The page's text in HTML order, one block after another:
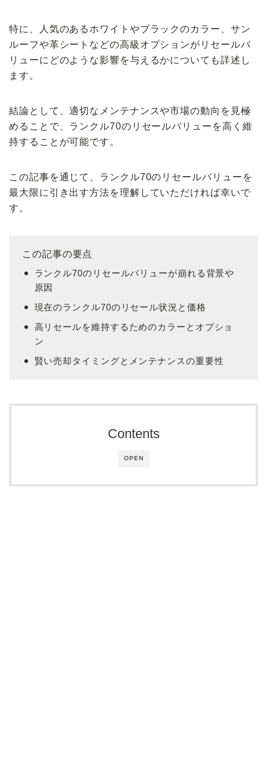
特に、人気のあるホワイトやブラックのカラー、サン
ルーフや革シートなどの高級オプションがリセールバ
リューにどのような影響を与えるかについても詳述し
ます。
結論として、適切なメンテナンスや市場の動向を見極
めることで、ランクル70のリセールバリューを高く維
持することが可能です。
この記事を通じて、ランクル70のリセールバリューを
最大限に引き出す方法を理解していただければ幸いで
す。
この記事の要点
ランクル70のリセールバリューが崩れる背景や
原因
現在のランクル70のリセール状況と価格
高リセールを維持するためのカラーとオプショ
ン
賢い売却タイミングとメンテナンスの重要性
OPEN
Contents